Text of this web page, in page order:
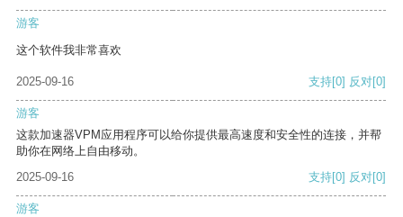
游客
这个软件我非常喜欢
2025-09-16 支持[0] 反对[0]
游客
这款加速器VPM应用程序可以给你提供最高速度和安全性的连接，并帮
助你在网络上自由移动。
2025-09-16
支持[0] 反对[0]
游客